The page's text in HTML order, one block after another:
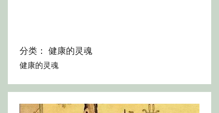
分类： 健康的灵魂
健康的灵魂